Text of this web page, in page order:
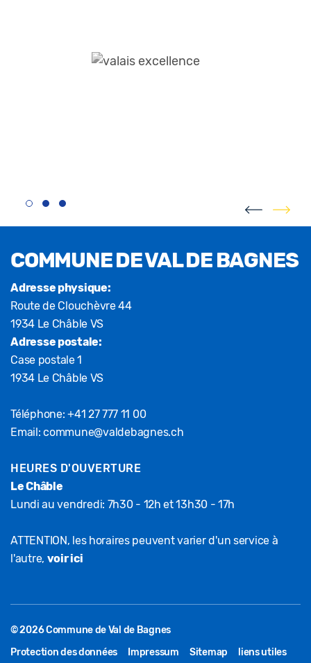
COMMUNE DE VAL DE BAGNES
Adresse physique:
Route de Clouchèvre 44
1934 Le Châble VS
Adresse postale:
Case postale 1
1934 Le Châble VS
Téléphone:+41 27 777 11 00
Email: commune@valdebagnes.ch
HEURES D'OUVERTURE
Le Châble
Lundi au vendredi: 7h30 - 12h et 13h30 - 17h
ATTENTION, les horaires peuvent varier d'un service à
l'autre, voir ici
© 2026 Commune de Val de Bagnes
Protection des données
Impressum Sitemap liens utiles